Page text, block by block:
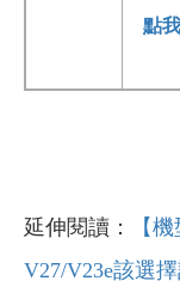
點
延伸閱讀：
【
V27/V23e該選